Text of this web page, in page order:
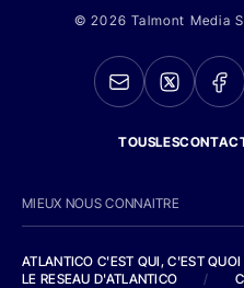
© 2026 Talmont Media
MIEUX NOUS CONNAITRE
ATLANTICO C'EST QUI, C'EST QUOI
LE RESEAU D'ATLANTICO
/